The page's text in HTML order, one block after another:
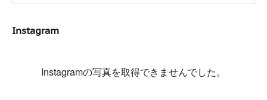
Instagram
Instagramの写真を取得できませんでした。